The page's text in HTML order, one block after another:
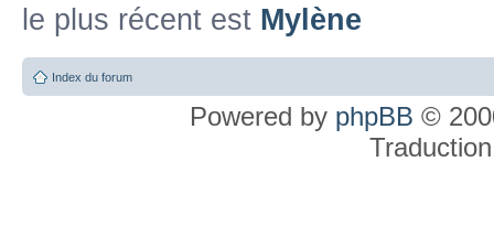
le plus récent est Mylène
Index du forum
Powered by phpBB ©